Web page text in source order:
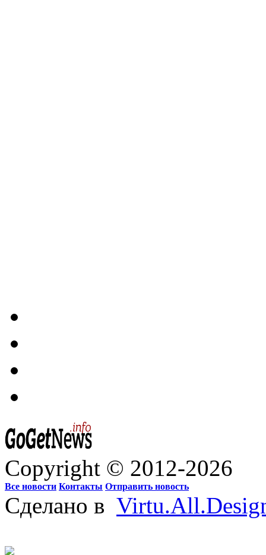
Copyright © 2012-2026
Все новости Контакты Отправить новость
Сделано в